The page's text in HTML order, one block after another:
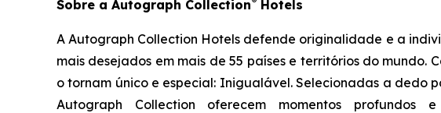
Sobre a Autograph Collection Hotels
A Autograph Collection Hotels defende originalidade e a
mais desejados em mais de 55 países e territórios do
o tornam único e especial: Inigualável. Selecionadas a dedo
Autograph Collection oferecem momentos